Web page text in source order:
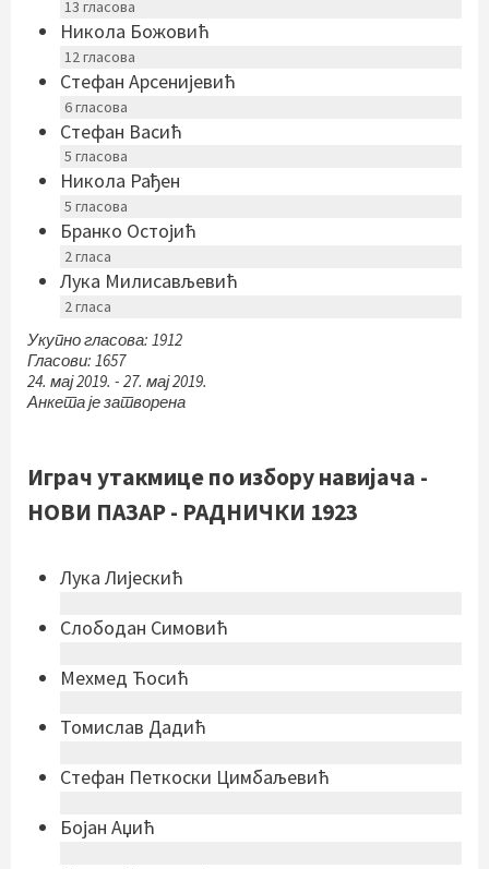
13гласова
Никола Божовић
12гласова
Стефан Арсенијевић
6гласова
Стефан Васић
5гласова
Никола Рађен
5гласова
Бранко Остојић
2гласа
Лука Милисављевић
2гласа
Укупно гласова: 1912
Гласови: 1657
24. мај 2019. - 27. мај 2019.
Анкета је затворена
Играч утакмице по избору навијача -
НОВИ ПАЗАР - РАДНИЧКИ 1923
Лука Лијескић
Слободан Симовић
Мехмед Ћосић
Томислав Дадић
Стефан Петкоски Цимбаљевић
Бојан Аџић